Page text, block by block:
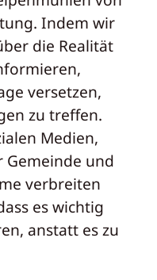
Indem wir
die Realität
versetzen,
zu treffen.
Medien,
und
verbreiten
es wichtig
anstatt es zu